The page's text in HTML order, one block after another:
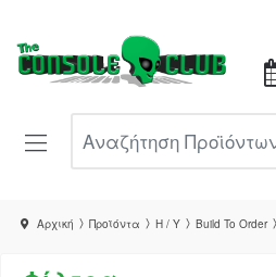
Αρχική Προϊόντα Η / Υ Build To Order